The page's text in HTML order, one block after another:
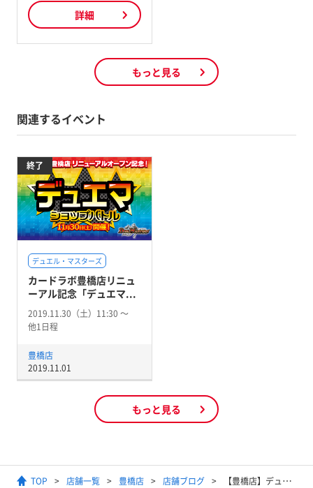
詳細
もっと見る
関連するイベント
終了
デュエル・マスターズ
カードラボ豊橋店リニュ
ーアル記念「デュエマ...
2019.11.30（土）11:30 〜
他1日程
豊橋店
2019.11.01
もっと見る
TOP 店舗一覧 豊橋店 店舗ブログ 【豊橋店】デュエマ買取情報！